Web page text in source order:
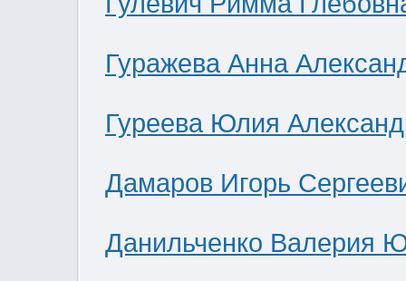
Гуражева Анна
Гуреева Юлия
Дамаров Игорь
Данильченко Валерия